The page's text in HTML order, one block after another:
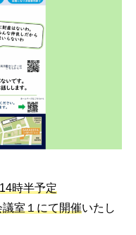
時半予定
室１にて開催いたし